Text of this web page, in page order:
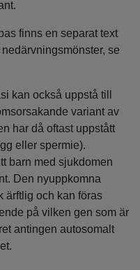
finns en separat text
se
kan också uppstå till
variant av
har då oftast uppstått
eller spermie).
barn med sjukdomen
Den nyuppkomna
ärftlig och kan föras
på vilken gen som är
antingen autosomalt